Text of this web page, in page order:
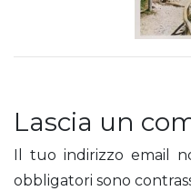
Lascia un
Il tuo indirizzo email
obbligatori sono